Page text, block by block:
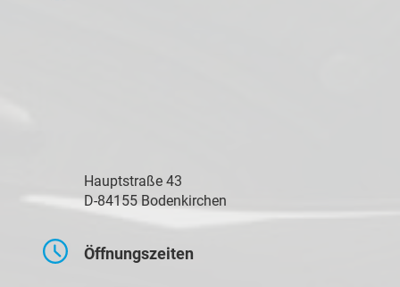
Hauptstraße 43
D-84155 Bodenkirchen
Öffnungszeiten